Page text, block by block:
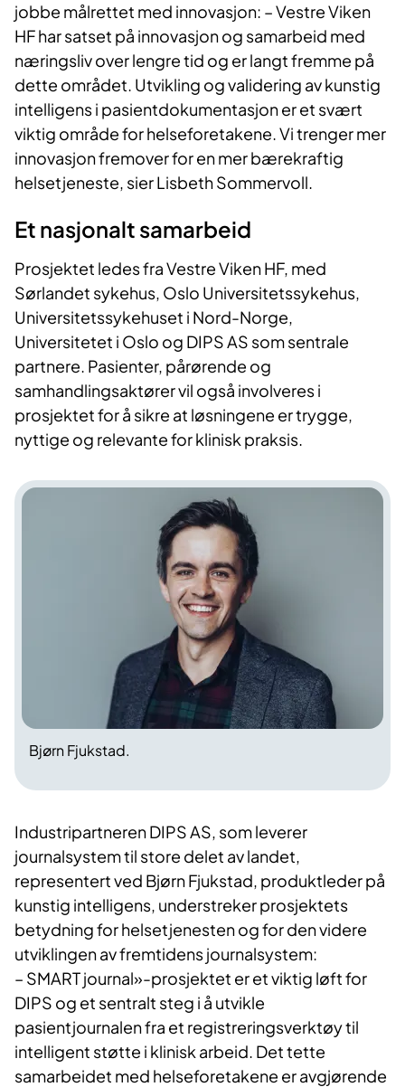
jobbe målrettet med innovasjon: – Vestre Viken
HF har satset på innovasjon og samarbeid med
næringsliv over lengre tid og er langt fremme på
dette området. Utvikling og validering av kunstig
intelligens i pasientdokumentasjon er et svært
viktig område for helseforetakene. Vi trenger mer
innovasjon fremover for en mer bærekraftig
helsetjeneste, sier Lisbeth Sommervoll.
Et nasjonalt samarbeid
Prosjektet ledes fra Vestre Viken HF, med
Sørlandet sykehus, Oslo Universitetssykehus,
Universitetssykehuset i Nord-Norge,
Universitetet i Oslo og DIPS AS som sentrale
partnere. Pasienter, pårørende og
samhandlingsaktører vil også involveres i
prosjektet for å sikre at løsningene er trygge,
nyttige og relevante for klinisk praksis.
Bjørn Fjukstad.
Industripartneren DIPS AS, som leverer
journalsystem til store delet av landet,
representert ved Bjørn Fjukstad, produktleder på
kunstig intelligens, understreker prosjektets
betydning for helsetjenesten og for den videre
utviklingen av fremtidens journalsystem:
– SMART journal»-prosjektet er et viktig løft for
DIPS og et sentralt steg i å utvikle
pasientjournalen fra et registreringsverktøy til
intelligent støtte i klinisk arbeid. Det tette
samarbeidet med helseforetakene er avgjørende